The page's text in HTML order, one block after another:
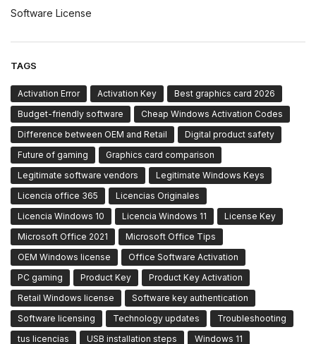
Software License
TAGS
Activation Error Activation Key
Best graphics card 2026
Budget-friendly software
Cheap Windows Activation Codes
Difference between OEM and Retail
Digital product safety
Future of gaming
Graphics card comparison
Legitimate software vendors
Legitimate Windows Keys
Licencia office 365
Licencias Originales
Licencia Windows 10
Licencia Windows 11
License Key
Microsoft Office 2021
Microsoft Office Tips
OEM Windows license
Office Software Activation
PC gaming
Product Key
Product Key Activation
Retail Windows license
Software key authentication
Software licensing
Technology updates
Troubleshooting
tus licencias
USB installation steps
Windows 11